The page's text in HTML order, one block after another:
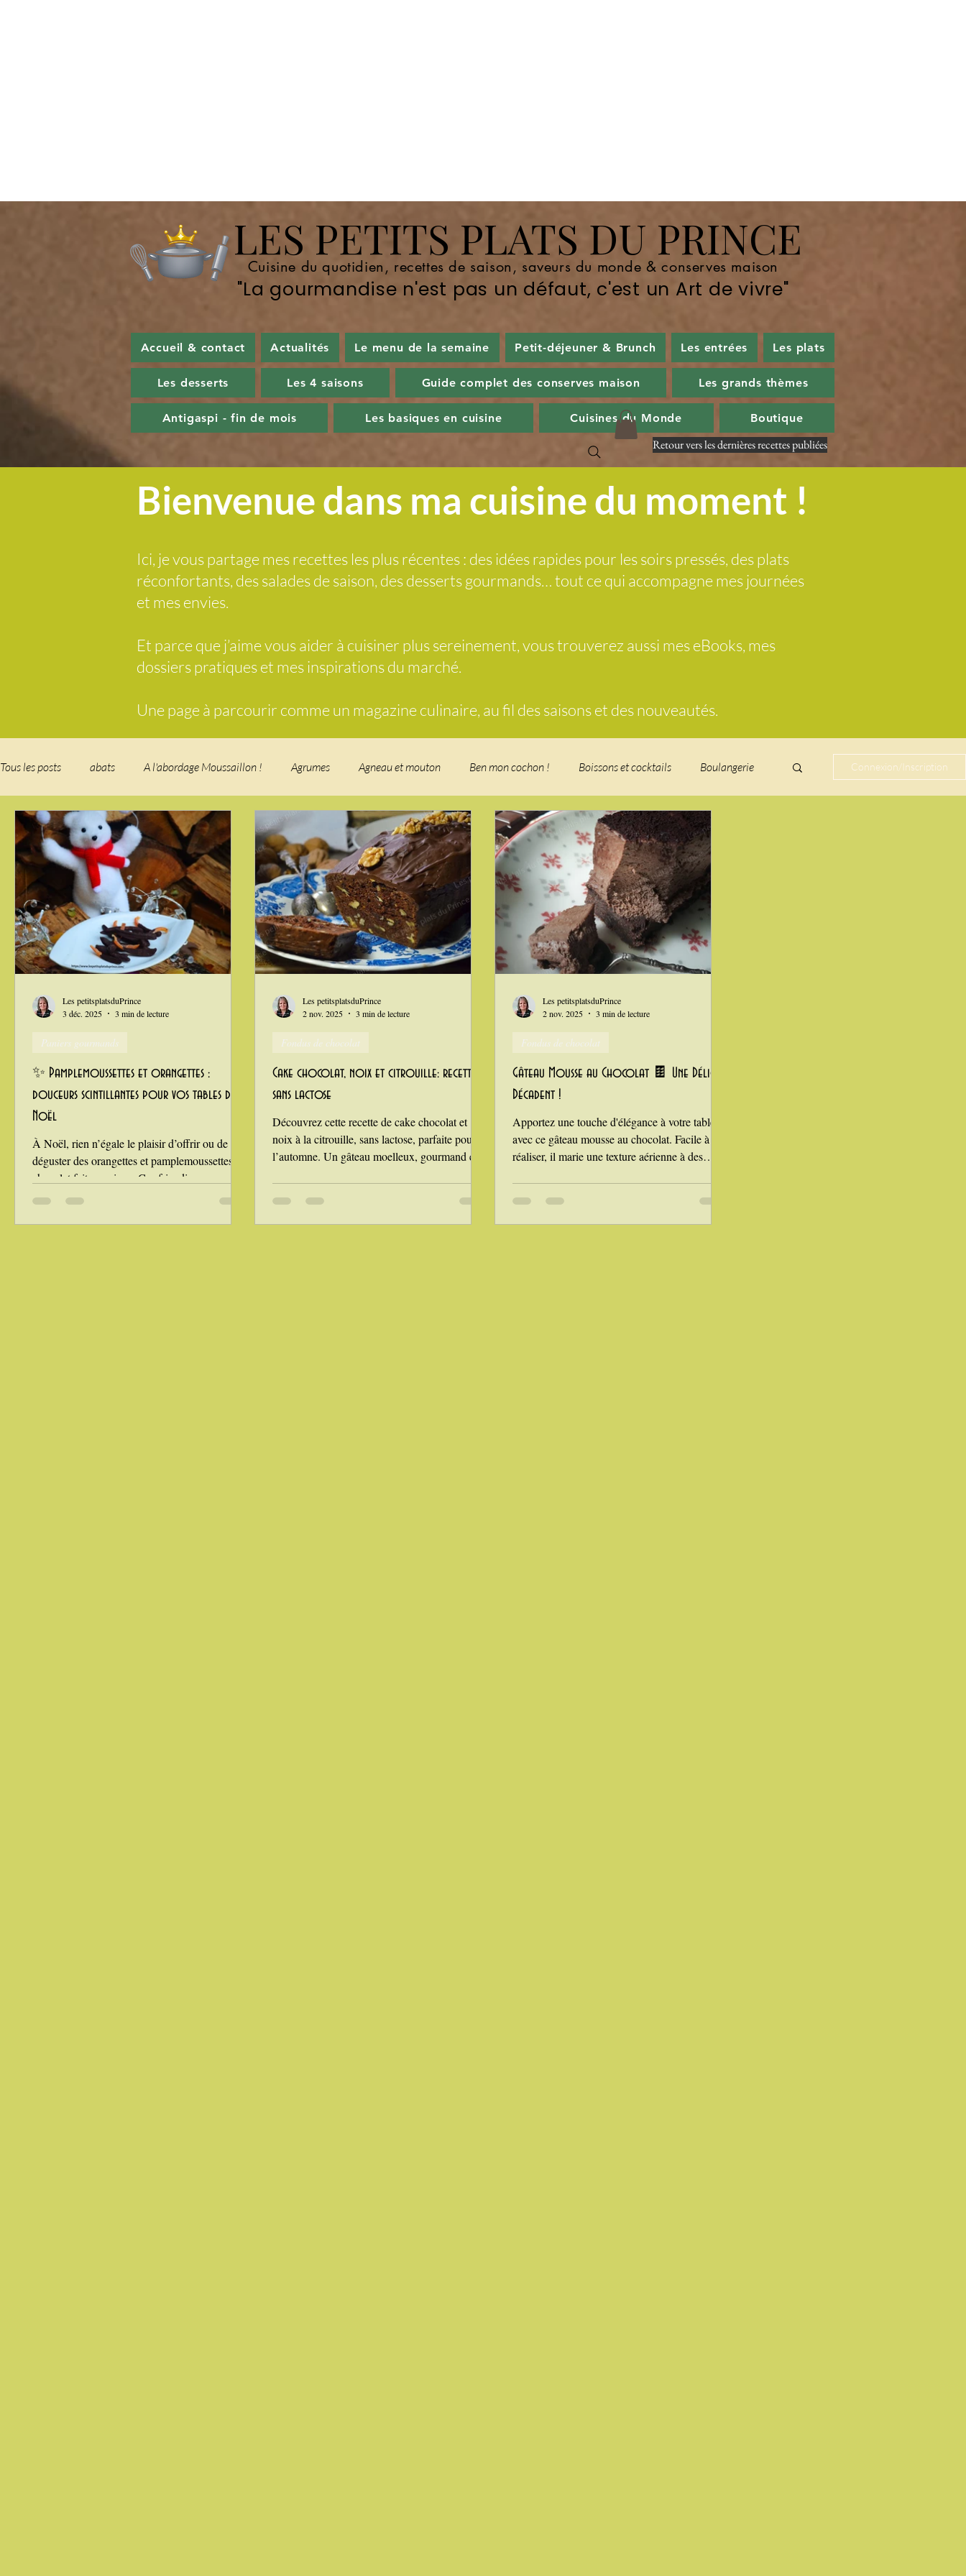
LES PETITS PLATS DU PRINCE
Cuisine du quotidien, recettes de saison, saveurs du monde & conserves maison
"La gourmandise n'est pas un défaut, c'est un Art de vivre"
Accueil & contact Actualités Le menu de la semaine Petit-déjeuner & Brunch Les entrées Les plats
Les desserts Les 4 saisons Guide complet des conserves maison Les grands thèmes
Antigaspi - fin de mois Les basiques en cuisine Cuisines du Monde Boutique
Retour vers les dernières recettes publiées
Bienvenue dans ma cuisine du moment !
Ici, je vous partage mes recettes les plus récentes : des idées rapides pour les soirs pressés, des plats
réconfortants, des salades de saison, des desserts gourmands… tout ce qui accompagne mes journées
et mes envies.
Et parce que j’aime vous aider à cuisiner plus sereinement, vous trouverez aussi mes eBooks, mes
dossiers pratiques et mes inspirations du marché.
Une page à parcourir comme un magazine culinaire, au fil des saisons et des nouveautés.
Tous les posts abats A l'abordage Moussaillon ! Agrumes Agneau et mouton Ben mon cochon ! Boissons et cocktails Boulangerie
Breakfast c'est la rentrée ! Chicken run Comfort food, les recettes doudou Coquillages et crustacés Courges, cucurbitacées
cuisine des fleurs Cuisine du Camping Déjeuner sur l'herbe Desserts - glaces - pâtisserie Finger food, snack Foire au vin
Fondus de chocolat fruits à coque Garden Party - buffet - Verrines Gâteau d'anniversaire Glaces, sorbets, desserts glacés
Grillades, barbecues et plancha Healthy, léger, ou végétarien i Love Tomate ! Je mange au bureau : gamelle, bento
Connexion/Inscription
✨ Pamplemoussettes et orangettes :
douceurs scintillantes pour vos tables de
Noël
À Noël, rien n’égale le plaisir d’offrir ou de
déguster des orangettes et pamplemoussettes au
chocolat faites maison. Ces friandises
traditionnelles allient la fraîcheur des agrumes
préparer, elles demandent un peu de patience,
Paniers gourmands
Les petitsplatsduPrince
3 déc. 2025
3 min de lecture
Cake chocolat, noix et citrouille: recette
sans lactose
Découvrez cette recette de cake chocolat et
noix à la citrouille, sans lactose, parfaite pour
l’automne. Un gâteau moelleux, gourmand et
beaucoup d'effet auprès des petits et des
grands. Pour le petit déjeuner, le brunch ou le
Fondus de chocolat
Les petitsplatsduPrince
2 nov. 2025
3 min de lecture
Gâteau Mousse au Chocolat 🍫 Une Délice
Décadent !
Apportez une touche d'élégance à votre table
avec ce gâteau mousse au chocolat. Facile à
réaliser, il marie une texture aérienne à des
plaisir Deux textures de desserts au chocolat
pour un seul gâteau : si çà ce n'est pas de la
Fondus de chocolat
Les petitsplatsduPrince
2 nov. 2025
3 min de lecture